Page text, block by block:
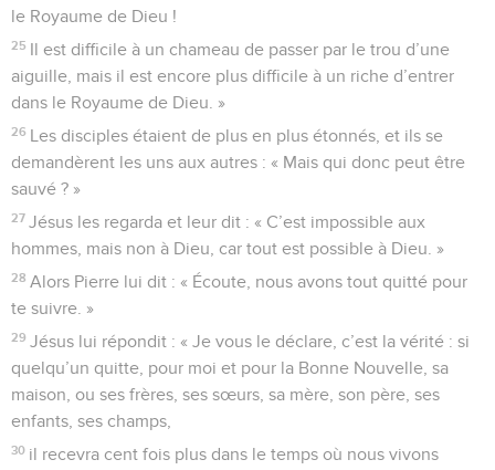
le Royaume de Dieu !
25 Il est difficile à un chameau de passer par le trou d’une
aiguille, mais il est encore plus difficile à un riche d’entrer
dans le Royaume de Dieu. »
26 Les disciples étaient de plus en plus étonnés, et ils se
demandèrent les uns aux autres : « Mais qui donc peut être
sauvé ? »
27 Jésus les regarda et leur dit : « C’est impossible aux
hommes, mais non à Dieu, car tout est possible à Dieu. »
28 Alors Pierre lui dit : « Écoute, nous avons tout quitté pour
te suivre. »
29 Jésus lui répondit : « Je vous le déclare, c’est la vérité : si
quelqu’un quitte, pour moi et pour la Bonne Nouvelle, sa
maison, ou ses frères, ses sœurs, sa mère, son père, ses
enfants, ses champs,
30 il recevra cent fois plus dans le temps où nous vivons